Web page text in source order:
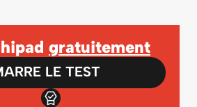
gratuitement
LE TEST